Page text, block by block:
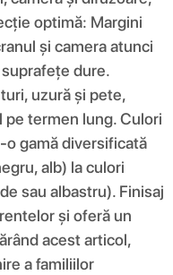
optimă: Margini
și camera atunci
dure.
uzură și pete,
termen lung. Culori
gamă diversificată
alb) la culori
sau albastru). Finisaj
și oferă un
acest articol,
a familiilor